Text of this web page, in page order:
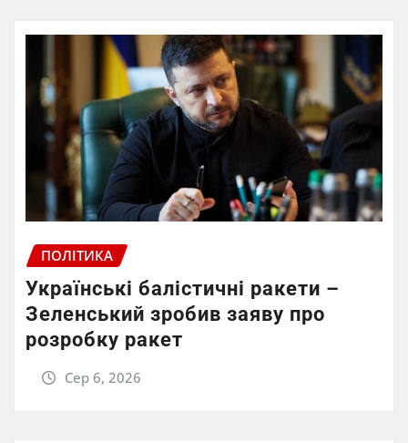
ПОЛІТИКА
Українські балістичні ракети –
Зеленський зробив заяву про
розробку ракет
Сер 6, 2026